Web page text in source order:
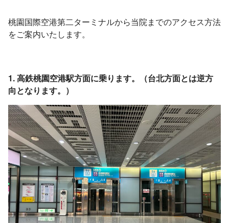
桃園国際空港第二ターミナルから当院までのアクセス方法
をご案内いたします。
1. 高鉄桃園空港駅方面に乗ります。（台北方面とは逆方
向となります。）